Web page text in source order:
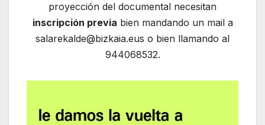
proyección del documental necesitan
inscripción previa bien mandando un mail a
salarekalde@bizkaia.eus o bien llamando al
944068532.